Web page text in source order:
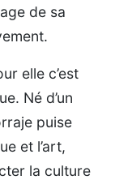
de sa
elle c’est
Né d’un
puise
et l’art,
la culture